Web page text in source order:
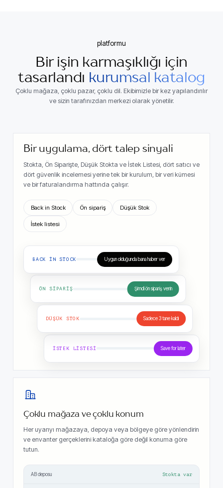
platformu
Bir işin karmaşıklığı için
tasarlandı kurumsal katalog
Çoklu mağaza, çoklu pazar, çoklu dil. Ekibimizle bir kez yapılandırılır
ve sizin tarafınızdan merkezi olarak yönetilir.
Bir uygulama, dört talep sinyali
Stokta, Ön Siparişte, Düşük Stokta ve İstek Listesi, dört satıcı ve
dört güvenlik incelemesi yerine tek bir kurulum, bir veri kümesi
ve bir faturalandırma hattında çalışır.
Back in Stock Ön sipariş Düşük Stok
İstek listesi
BACK IN STOCK Uygun olduğunda bana haber ver
ÖN SIPARIŞ Şimdi ön sipariş verin
DÜŞÜK STOK Sadece 3 tane kaldı
İSTEK LISTESI Save for later
Çoklu mağaza ve çoklu konum
Her uyarıyı mağazaya, depoya veya bölgeye göre yönlendirin
ve envanter gerçeklerini kataloğa göre değil konuma göre
tutun.
AB deposu Stokta var